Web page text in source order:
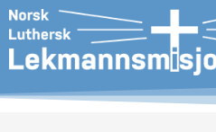
Hopp
rett
til
innholdet